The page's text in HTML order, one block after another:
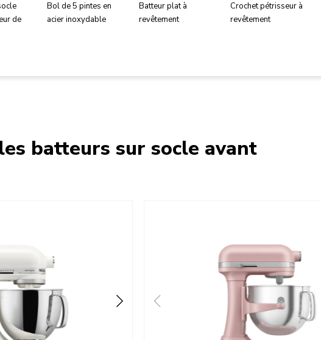
de
Bol de 5 pintes en
acier inoxydable
Batteur plat à
revêtement
Crochet pétrisseur à
revêtement
batteurs sur socle avant